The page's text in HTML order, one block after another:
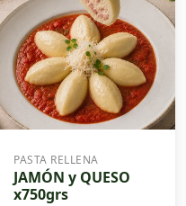
PASTA RELLENA
JAMÓN y QUESO
x750grs